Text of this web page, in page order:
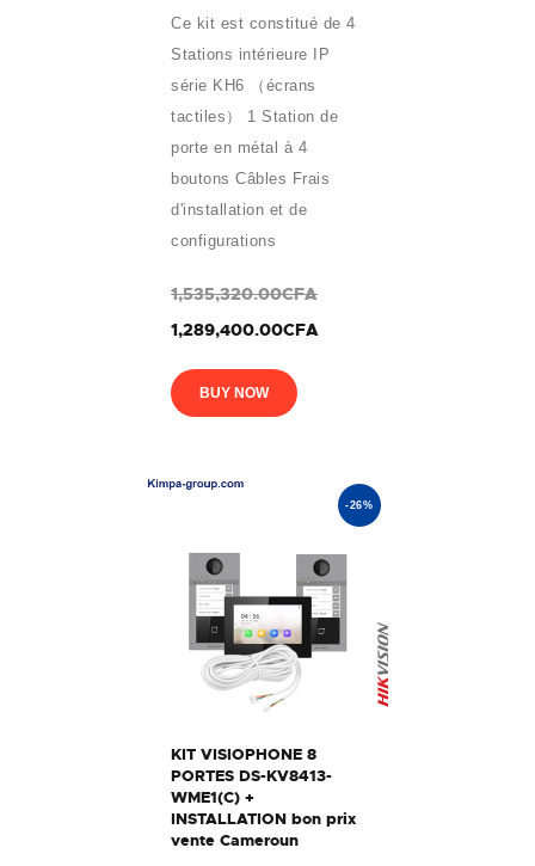
Ce kit est constitué de 4
Stations intérieure IP
série KH6 （écrans
tactiles） 1 Station de
porte en métal à 4
boutons Câbles Frais
d'installation et de
configurations
1,535,320.00CFA
1,289,400.00CFA
BUY NOW
-26%
KIT VISIOPHONE 8
PORTES DS-KV8413-
WME1(C) +
INSTALLATION bon prix
vente Cameroun